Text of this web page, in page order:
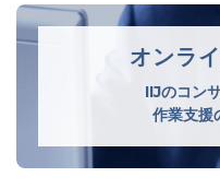
オンラ
IIJのコン
作業支援